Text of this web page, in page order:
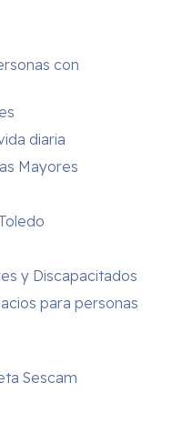
con
diaria
Mayores
y Discapacitados
para personas
Sescam